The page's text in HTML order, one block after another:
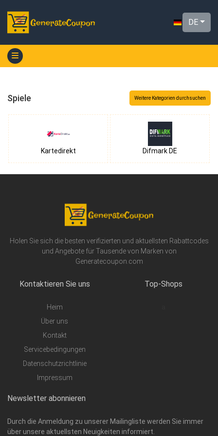
DE
Spiele Weitere Kategorien durchsuchen
Kartedirekt Difmark DE
Holen Sie sich die besten verifizierten und aktuellsten Rabattcodes
und Angebote für Tausende von Marken von
Generatecoupon.com
Kontaktieren Sie uns
Heim
Über uns
Kontakt
Servicebedingungen
Datenschutzrichtlinie
Impressum
Top-Shops
Newsletter abonnieren
Durch die Anmeldung zu unserer Mailingliste werden Sie immer
über unsere aktuellsten Neuigkeiten informiert.